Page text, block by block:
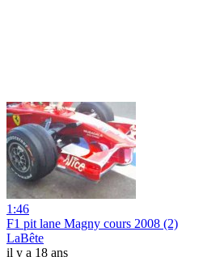
1:46
F1 pit lane Magny cours 2008 (2)
LaBête
il y a 18 ans